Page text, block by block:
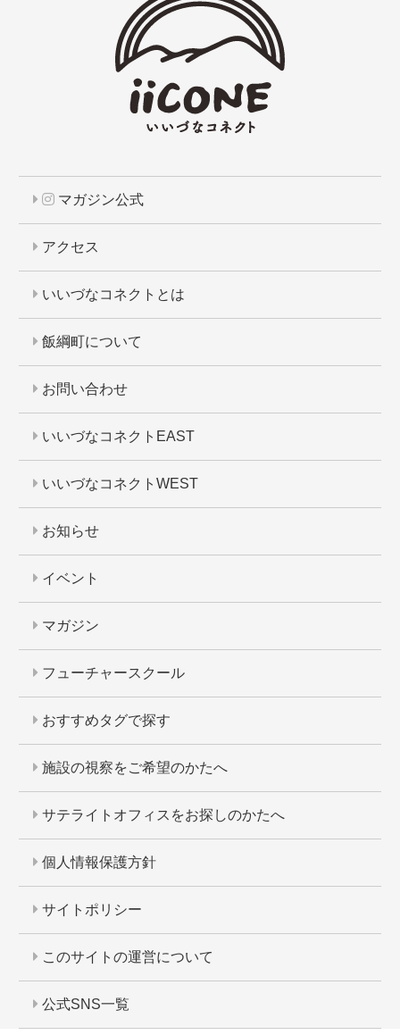
マガジン公式
アクセス
いいづなコネクトとは
飯綱町について
お問い合わせ
いいづなコネクトEAST
いいづなコネクトWEST
お知らせ
イベント
マガジン
フューチャースクール
おすすめタグで探す
施設の視察をご希望のかたへ
サテライトオフィスをお探しのかたへ
個人情報保護方針
サイトポリシー
このサイトの運営について
公式SNS一覧